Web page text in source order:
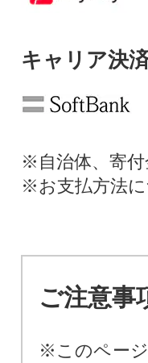
キャリア決
※自治体、寄
※お支払方法
ご注意事
※このペー